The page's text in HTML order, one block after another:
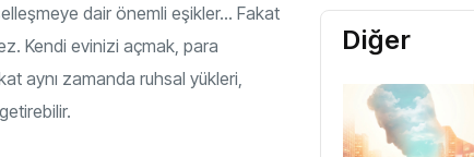
dair önemli eşikler… Fakat
Kendi evinizi açmak, para
aynı zamanda ruhsal yükleri,
Diğer